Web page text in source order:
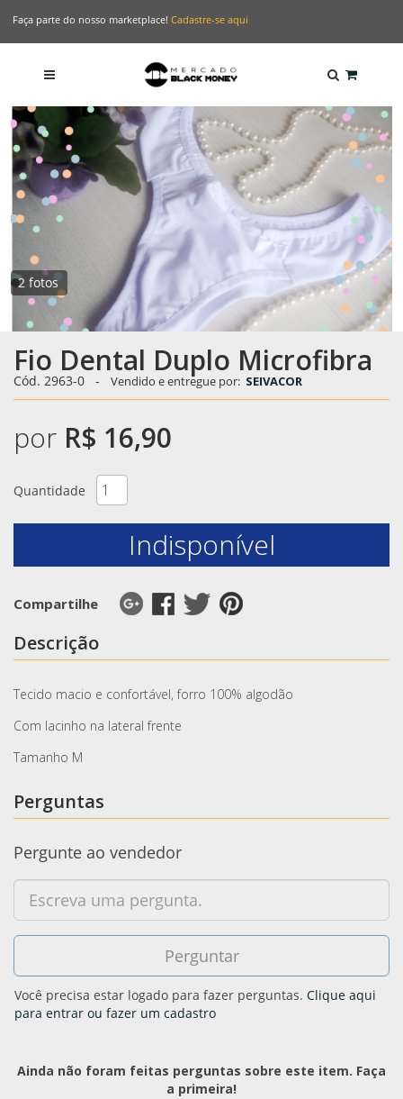
Faça parte do nosso marketplace! Cadastre-se aqui
2 fotos
Fio Dental Duplo Microfibra
Cód. 2963-0 - Vendido e entregue por: SEIVACOR
por R$ 16,90
Quantidade
Indisponível
Compartilhe
Descrição
Tecido macio e confortável, forro 100% algodão
Com lacinho na lateral frente
Tamanho M
Perguntas
Pergunte ao vendedor
Você precisa estar logado para fazer perguntas. Clique aqui
para entrar ou fazer um cadastro
Ainda não foram feitas perguntas sobre este item. Faça
a primeira!